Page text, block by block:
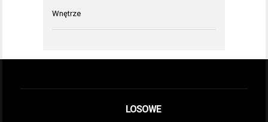
Wnętrze
LOSOWE